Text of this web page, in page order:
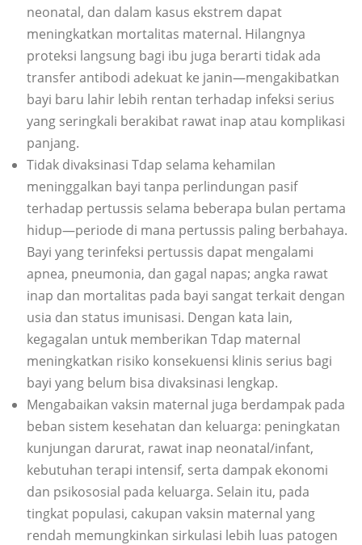
neonatal, dan dalam kasus ekstrem dapat
meningkatkan mortalitas maternal. Hilangnya
proteksi langsung bagi ibu juga berarti tidak ada
transfer antibodi adekuat ke janin—mengakibatkan
bayi baru lahir lebih rentan terhadap infeksi serius
yang seringkali berakibat rawat inap atau komplikasi
panjang.
Tidak divaksinasi Tdap selama kehamilan
meninggalkan bayi tanpa perlindungan pasif
terhadap pertussis selama beberapa bulan pertama
hidup—periode di mana pertussis paling berbahaya.
Bayi yang terinfeksi pertussis dapat mengalami
apnea, pneumonia, dan gagal napas; angka rawat
inap dan mortalitas pada bayi sangat terkait dengan
usia dan status imunisasi. Dengan kata lain,
kegagalan untuk memberikan Tdap maternal
meningkatkan risiko konsekuensi klinis serius bagi
bayi yang belum bisa divaksinasi lengkap.
Mengabaikan vaksin maternal juga berdampak pada
beban sistem kesehatan dan keluarga: peningkatan
kunjungan darurat, rawat inap neonatal/infant,
kebutuhan terapi intensif, serta dampak ekonomi
dan psikososial pada keluarga. Selain itu, pada
tingkat populasi, cakupan vaksin maternal yang
rendah memungkinkan sirkulasi lebih luas patogen